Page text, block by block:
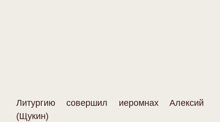
Литургию совершил иеромнах Алексий
(Щукин)